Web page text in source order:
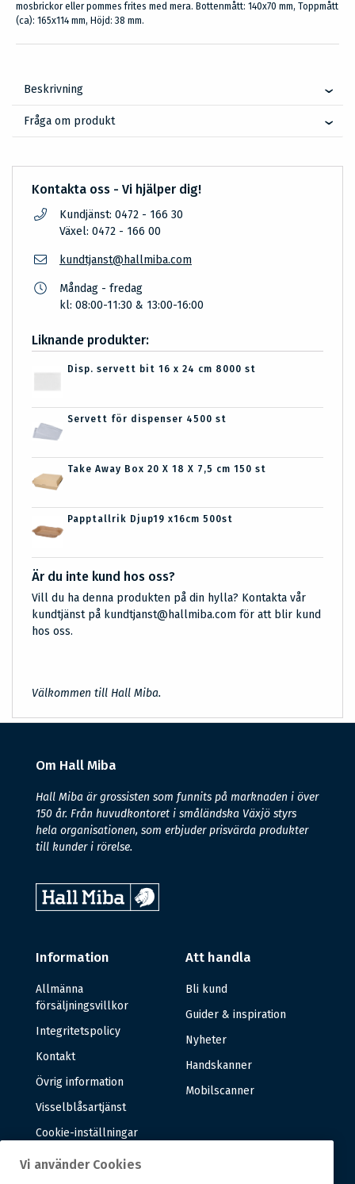
mosbrickor eller pommes frites med mera. Bottenmått: 140x70 mm, Toppmått
(ca): 165x114 mm, Höjd: 38 mm.
Beskrivning
Fråga om produkt
Kontakta oss - Vi hjälper dig!
Kundjänst: 0472 - 166 30
Växel: 0472 - 166 00
kundtjanst@hallmiba.com
Måndag - fredag
kl: 08:00-11:30 & 13:00-16:00
Liknande produkter:
Disp. servett bit 16 x 24 cm 8000 st
Servett för dispenser 4500 st
Take Away Box 20 X 18 X 7,5 cm 150 st
Papptallrik Djup19 x16cm 500st
Är du inte kund hos oss?
Vill du ha denna produkten på din hylla? Kontakta vår
kundtjänst på kundtjanst@hallmiba.com för att blir kund
hos oss.
Välkommen till Hall Miba.
Om Hall Miba
Hall Miba är grossisten som funnits på marknaden i över
150 år. Från huvudkontoret i småländska Växjö styrs
hela organisationen, som erbjuder prisvärda produkter
till kunder i rörelse.
Information
Allmänna
försäljningsvillkor
Integritetspolicy
Kontakt
Övrig information
Visselblåsartjänst
Cookie-inställningar
Att handla
Bli kund
Guider & inspiration
Nyheter
Handskanner
Mobilscanner
Vi använder Cookies